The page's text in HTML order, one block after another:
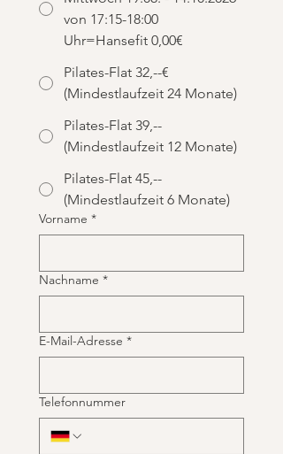
von 17:15-18:00
Uhr=Hansefit 0,00€
Pilates-Flat 32,--€
(Mindestlaufzeit 24 Monate)
Pilates-Flat 39,--
(Mindestlaufzeit 12 Monate)
Pilates-Flat 45,--
(Mindestlaufzeit 6 Monate)
Vorname *
Nachname *
E-Mail-Adresse *
Telefonnummer